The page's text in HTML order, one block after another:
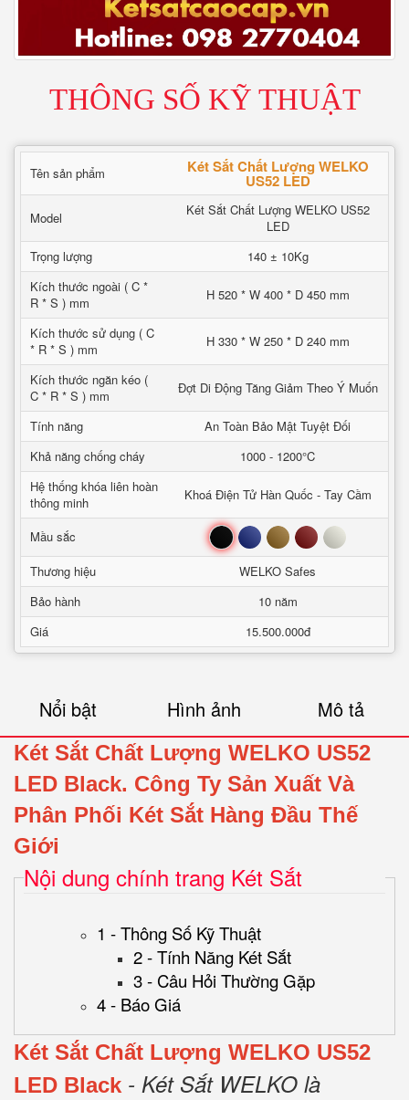
THÔNG SỐ KỸ THUẬT
Tên sản phẩm Két Sắt Chất Lượng WELKO
US52 LED
Model
Két Sắt Chất Lượng WELKO US52
LED
Trọng lượng
140 ± 10Kg
Kích thước ngoài ( C *
R * S ) mm
H 520 * W 400 * D 450 mm
Kích thước sử dụng ( C
* R * S ) mm
H 330 * W 250 * D 240 mm
Kích thước ngăn kéo (
C * R * S ) mm
Đợt Di Động Tăng Giảm Theo Ý Muốn
Tính năng
An Toàn Bảo Mật Tuyệt Đối
Khả năng chống cháy
1000 - 1200°C
Hệ thống khóa liên hoàn
thông minh
Khoá Điện Tử Hàn Quốc - Tay Cầm
Mầu sắc Đen Xanh Nâu Đỏ Trắng
Thương hiệu
WELKO Safes
Bảo hành
10 năm
Giá
15.500.000đ
Nổi bật Hình ảnh Mô tả
Két Sắt Chất Lượng WELKO US52
LED Black. Công Ty Sản Xuất Và
Phân Phối Két Sắt Hàng Đầu Thế
Giới
Nội dung chính trang Két Sắt
1 - Thông Số Kỹ Thuật
2 - Tính Năng Két Sắt
3 - Câu Hỏi Thường Gặp
4 - Báo Giá
Két Sắt Chất Lượng WELKO US52
LED Black - Két Sắt WELKO là